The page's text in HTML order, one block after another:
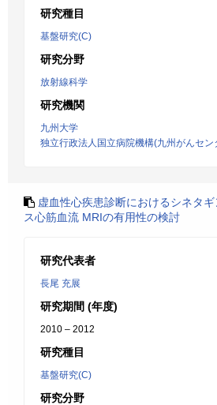
研究種目
基盤研究(C)
研究分野
放射線科学
研究機関
九州大学
独立行政法人国立病院機構(九州がんセ
虚血性心疾患診断におけるシネタ
ス心筋血流 MRIの有用性の検討
研究代表者
長尾 充展
研究期間 (年度)
2010 – 2012
研究種目
基盤研究(C)
研究分野